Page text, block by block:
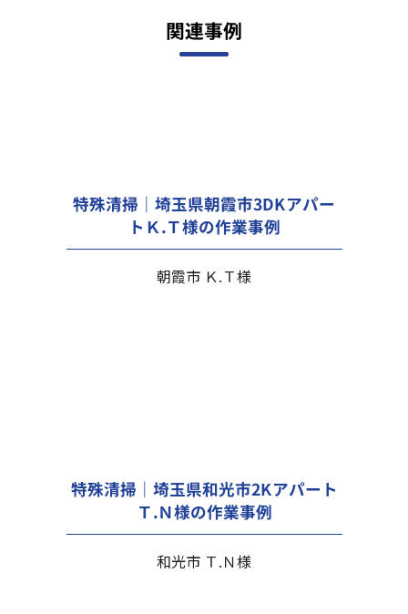
関連事例
特殊清掃｜埼玉県朝霞市3DKアパー
トＫ.Ｔ様の作業事例
朝霞市 Ｋ.Ｔ様
特殊清掃｜埼玉県和光市2Kアパート
Ｔ.Ｎ様の作業事例
和光市 Ｔ.Ｎ様